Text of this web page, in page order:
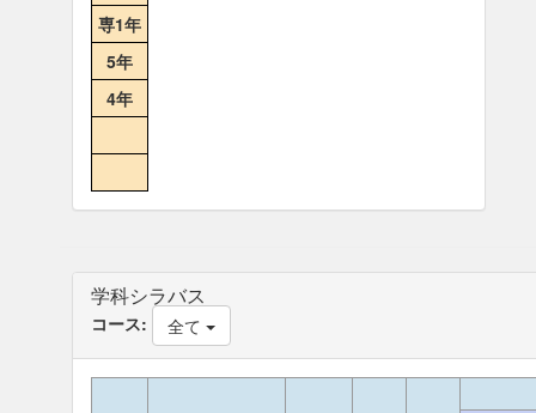
専1年
5年
4年
学科シラバス
コース: 全て